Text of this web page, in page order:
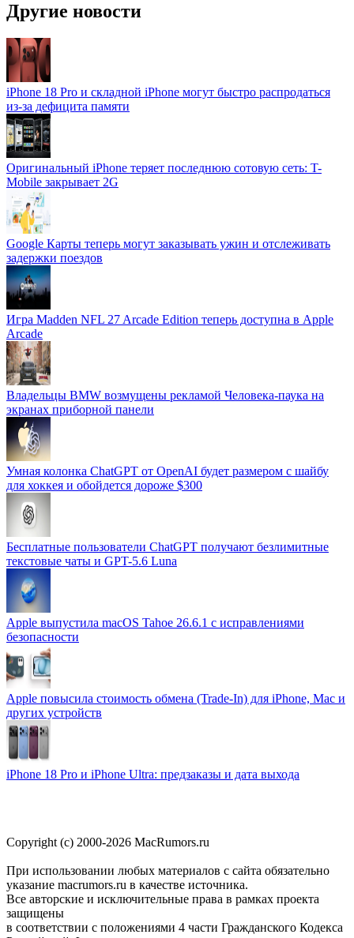
Другие новости
iPhone 18 Pro и складной iPhone могут быстро распродаться
из-за дефицита памяти
Оригинальный iPhone теряет последнюю сотовую сеть: T-
Mobile закрывает 2G
Google Карты теперь могут заказывать ужин и отслеживать
задержки поездов
Игра Madden NFL 27 Arcade Edition теперь доступна в Apple
Arcade
Владельцы BMW возмущены рекламой Человека-паука на
экранах приборной панели
Умная колонка ChatGPT от OpenAI будет размером с шайбу
для хоккея и обойдется дороже $300
Бесплатные пользователи ChatGPT получают безлимитные
текстовые чаты и GPT-5.6 Luna
Apple выпустила macOS Tahoe 26.6.1 с исправлениями
безопасности
Apple повысила стоимость обмена (Trade-In) для iPhone, Mac и
других устройств
iPhone 18 Pro и iPhone Ultra: предзаказы и дата выхода
Copyright (c) 2000-2026 MacRumors.ru
При использовании любых материалов с сайта обязательно
указание macrumors.ru в качестве источника.
Все авторские и исключительные права в рамках проекта
защищены
в соответствии с положениями 4 части Гражданского Кодекса